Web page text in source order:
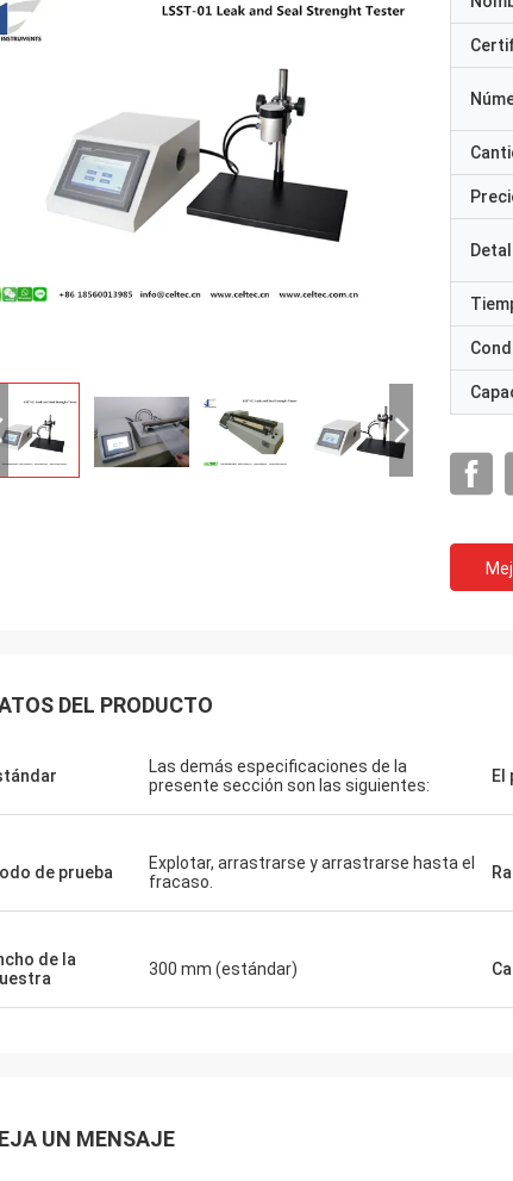
DEL PRODUCTO
Las demás especificaciones de la
presente sección son las siguientes:
El
de prueba
Explotar, arrastrarse y arrastrarse hasta el
fracaso.
de la
300 mm (estándar)
UN MENSAJE